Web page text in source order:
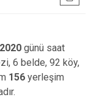
günü saat
6 belde, 92 köy,
156 yerleşim